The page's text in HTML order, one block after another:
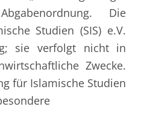
Die
Studien (SIS) e.V.
sie verfolgt nicht in
Zwecke.
für Islamische Studien